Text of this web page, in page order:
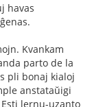
havas
Kvankam
parto de la
pli bonaj kialoj
anstataŭigi
lernu-uzanto